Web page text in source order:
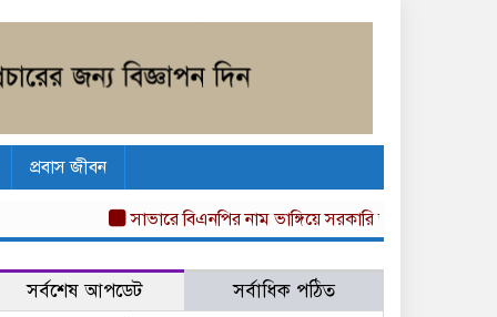
প্রবাস জীবন
সাভারে বিএনপির নাম ভাঙ্গিয়ে সরকারি জমি দখল, বাড়ীঘর
সর্বশেষ আপডেট সর্বাধিক পঠিত